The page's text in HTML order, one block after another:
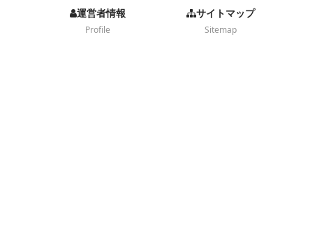
運営者情報
Profile
サイトマップ
Sitemap